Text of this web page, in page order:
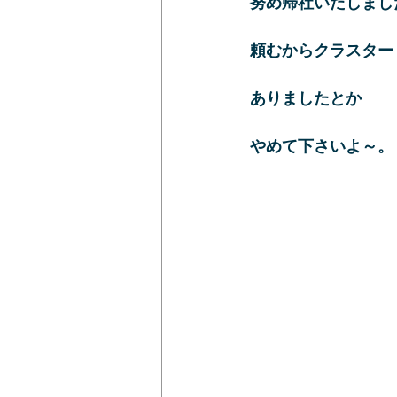
頼むからクラスター
ありましたとか
やめて下さいよ～。